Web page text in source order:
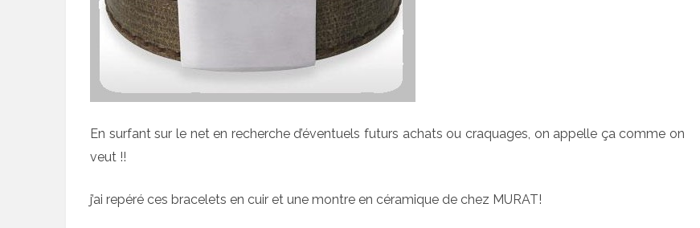
En surfant sur le net en recherche d’éventuels futurs achats ou craquages, on appelle ça comme on
veut !!
j’ai repéré ces bracelets en cuir et une montre en céramique de chez MURAT!